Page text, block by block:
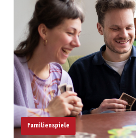
Familienspiele